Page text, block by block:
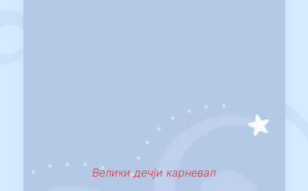
Велики дечји карневал